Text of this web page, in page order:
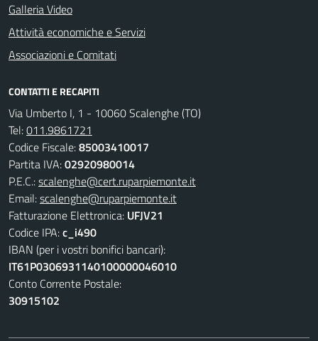
Galleria Video
Attività economiche e Servizi
Associazioni e Comitati
CONTATTI E RECAPITI
Via Umberto I, 1 - 10060 Scalenghe (TO)
Tel:011.9861721
Codice Fiscale:85003410017
Partita IVA:02920980014
P.E.C.:scalenghe@cert.ruparpiemonte.it
Email:scalenghe@ruparpiemonte.it
Fatturazione Elettronica: UFJV21
Codice IPA:c_i490
IBAN (per i vostri bonifici bancari):
IT61P0306931140100000046010
Conto Corrente Postale:
30915102